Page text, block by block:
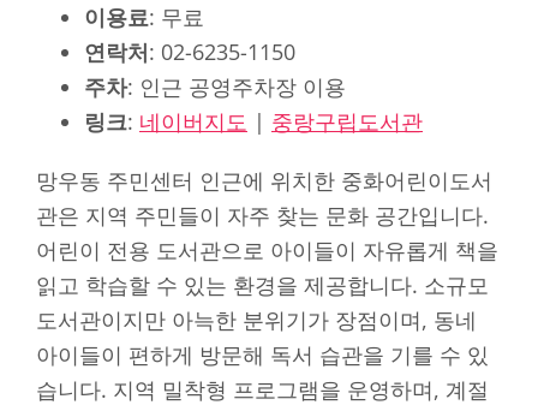
이용료: 무료
연락처: 02-6235-1150
주차: 인근 공영주차장 이용
링크: 네이버지도 | 중랑구립도서관
망우동 주민센터 인근에 위치한 중화어린이도서
관은 지역 주민들이 자주 찾는 문화 공간입니다.
어린이 전용 도서관으로 아이들이 자유롭게 책을
읽고 학습할 수 있는 환경을 제공합니다. 소규모
도서관이지만 아늑한 분위기가 장점이며, 동네
아이들이 편하게 방문해 독서 습관을 기를 수 있
습니다. 지역 밀착형 프로그램을 운영하며, 계절